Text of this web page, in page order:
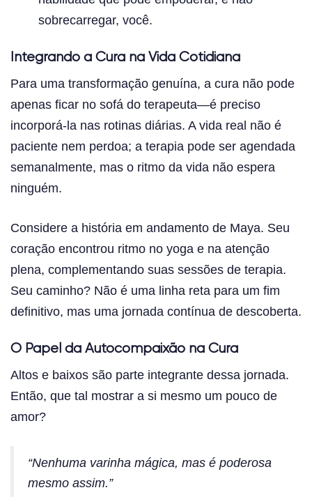
sobrecarregar, você.
Integrando a Cura na Vida Cotidiana
Para uma transformação genuína, a cura não pode
apenas ficar no sofá do terapeuta—é preciso
incorporá-la nas rotinas diárias. A vida real não é
paciente nem perdoa; a terapia pode ser agendada
semanalmente, mas o ritmo da vida não espera
ninguém.
Considere a história em andamento de Maya. Seu
coração encontrou ritmo no yoga e na atenção
plena, complementando suas sessões de terapia.
Seu caminho? Não é uma linha reta para um fim
definitivo, mas uma jornada contínua de descoberta.
O Papel da Autocompaixão na Cura
Altos e baixos são parte integrante dessa jornada.
Então, que tal mostrar a si mesmo um pouco de
amor?
“Nenhuma varinha mágica, mas é poderosa
mesmo assim.”